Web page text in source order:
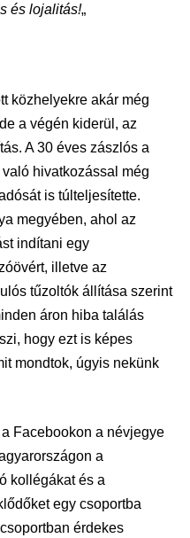
és lojalitás!„
közhelyekre akár még
a végén kiderül, az
A 30 éves zászlós a
való hivatkozással még
is túlteljesítette.
megyében, ahol az
indítani egy
illetve az
tűzoltók állítása szerint
áron hiba találás
hogy ezt is képes
mondtok, úgyis nekünk
Facebookon a névjegye
a
kollégákat és a
egy csoportba
érdekes